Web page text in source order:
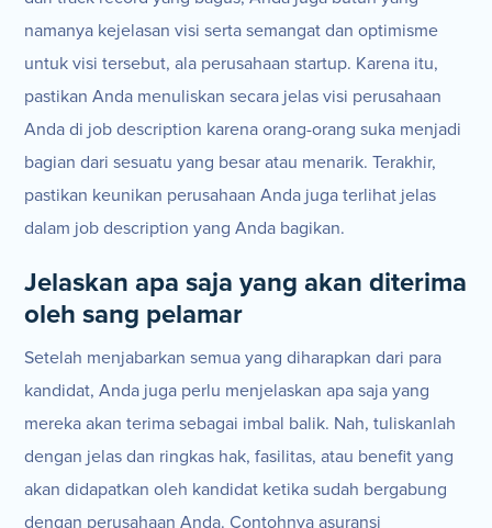
namanya kejelasan visi serta semangat dan optimisme
untuk visi tersebut, ala perusahaan startup. Karena itu,
pastikan Anda menuliskan secara jelas visi perusahaan
Anda di job description karena orang-orang suka menjadi
bagian dari sesuatu yang besar atau menarik. Terakhir,
pastikan keunikan perusahaan Anda juga terlihat jelas
dalam job description yang Anda bagikan.
Jelaskan apa saja yang akan diterima
oleh sang pelamar
Setelah menjabarkan semua yang diharapkan dari para
kandidat, Anda juga perlu menjelaskan apa saja yang
mereka akan terima sebagai imbal balik. Nah, tuliskanlah
dengan jelas dan ringkas hak, fasilitas, atau benefit yang
akan didapatkan oleh kandidat ketika sudah bergabung
dengan perusahaan Anda. Contohnya asuransi